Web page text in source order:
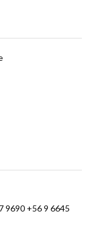
9690 +56 9 6645